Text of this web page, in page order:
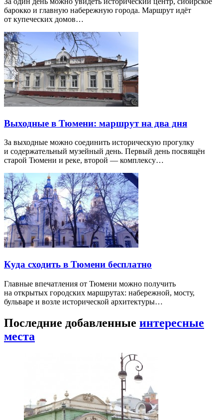
барокко и главную набережную города. Маршрут идёт
от купеческих домов…
Выходные в Тюмени: маршрут на два дня
За выходные можно соединить историческую прогулку
и содержательный музейный день. Первый день посвящён
старой Тюмени и реке, второй — комплексу…
Куда сходить в Тюмени бесплатно
Главные впечатления от Тюмени можно получить
на открытых городских маршрутах: набережной, мосту,
бульваре и возле исторической архитектуры…
Последние добавленные интересные
места